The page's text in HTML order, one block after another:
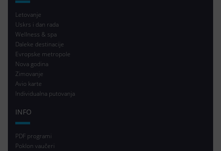
Letovanje
Uskrs i dan rada
Wellness & spa
Daleke destinacije
Evropske metropole
Nova godina
Zimovanje
Avio karte
Individualna putovanja
INFO
PDF programi
Poklon vaučeri